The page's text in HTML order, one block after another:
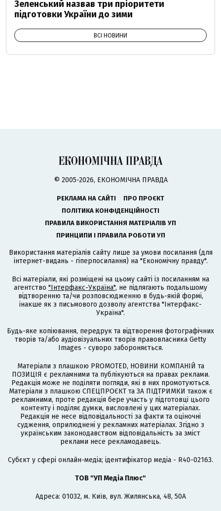
Зеленський назвав три пріоритети
підготовки України до зими
ВСІ НОВИНИ
© 2005-2026, ЕКОНОМІЧНА ПРАВДА
РЕКЛАМА НА САЙТІ
ПРО ПРОЄКТ
ПОЛІТИКА КОНФІДЕНЦІЙНОСТІ
ПРАВИЛА ВИКОРИСТАННЯ МАТЕРІАЛІВ УП
ПРИНЦИПИ І ПРАВИЛА РОБОТИ УП
Використання матеріалів сайту лише за умови посилання (для
інтернет-видань - гіперпосилання) на "Економічну правду".
Всі матеріали, які розміщені на цьому сайті із посиланням на
агентство "Інтерфакс-Україна", не підлягають подальшому
відтворенню та/чи розповсюдженню в будь-якій формі,
інакше як з письмового дозволу агентства "Інтерфакс-
Україна".
Будь-яке копіювання, передрук та відтворення фотографічних
творів та/або аудіовізуальних творів правовласника Getty
Images - суворо забороняється.
Матеріали з плашкою PROMOTED, НОВИНИ КОМПАНІЙ та
ПОЗИЦІЯ є рекламними та публікуються на правах реклами.
Редакція може не поділяти погляди, які в них промотуються.
Матеріали з плашкою СПЕЦПРОЄКТ та ЗА ПІДТРИМКИ також є
рекламними, проте редакція бере участь у підготовці цього
контенту і поділяє думки, висловлені у цих матеріалах.
Редакція не несе відповідальності за факти та оціночні
судження, оприлюднені у рекламних матеріалах. Згідно з
українським законодавством відповідальність за зміст
реклами несе рекламодавець.
Cубєкт у сфері онлайн-медіа; ідентифікатор медіа - R40-02163.
ТОВ "УП Медіа Плюс"
Адреса: 01032, м. Київ, вул. Жилянська, 48, 50А